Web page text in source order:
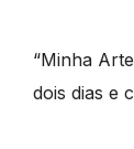
“Minha
dois dias e